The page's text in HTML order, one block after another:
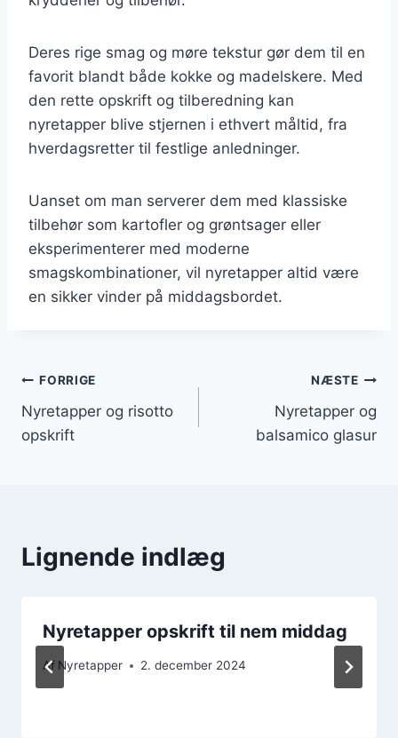
Deres rige smag og møre tekstur gør dem til en
favorit blandt både kokke og madelskere. Med
den rette opskrift og tilberedning kan
nyretapper blive stjernen i ethvert måltid, fra
hverdagsretter til festlige anledninger.
Uanset om man serverer dem med klassiske
tilbehør som kartofler og grøntsager eller
eksperimenterer med moderne
smagskombinationer, vil nyretapper altid være
en sikker vinder på middagsbordet.
Indlægsnavigation
FORRIGE
Nyretapper og risotto
opskrift
NÆSTE
Nyretapper og
balsamico glasur
Lignende indlæg
Nyretapper opskrift til nem middag
Af Nyretapper 2. december 2024